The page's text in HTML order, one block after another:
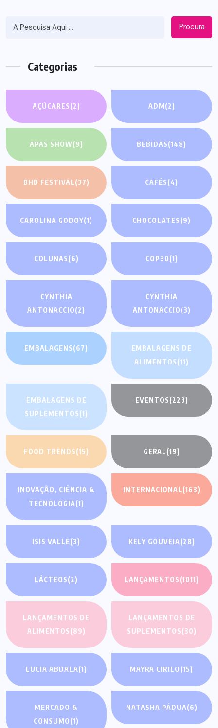
Procura
Categorias
AÇÚCARES(2) ADM(2)
APAS SHOW(9) BEBIDAS(148)
BHB FESTIVAL(37) CAFÉS(4)
CAROLINA GODOY(1) CHOCOLATES(9)
COLUNAS(6) COP30(1)
CYNTHIA
ANTONACCIO(2)
CYNTHIA
ANTONACCIO(3)
EMBALAGENS(67)
EMBALAGENS DE
ALIMENTOS(11)
EMBALAGENS DE
SUPLEMENTOS(1)
EVENTOS(223)
FOOD TRENDS(15) GERAL(19)
INOVAÇÃO, CIÊNCIA &
TECNOLOGIA(1)
INTERNACIONAL(163)
ISIS VALLE(3) KELY GOUVEIA(28)
LÁCTEOS(2) LANÇAMENTOS(1011)
LANÇAMENTOS DE
ALIMENTOS(89)
LANÇAMENTOS DE
SUPLEMENTOS(30)
LUCIA ABDALA(1) MAYRA CIRILO(15)
MERCADO &
CONSUMO(1)
NATASHA PÁDUA(6)